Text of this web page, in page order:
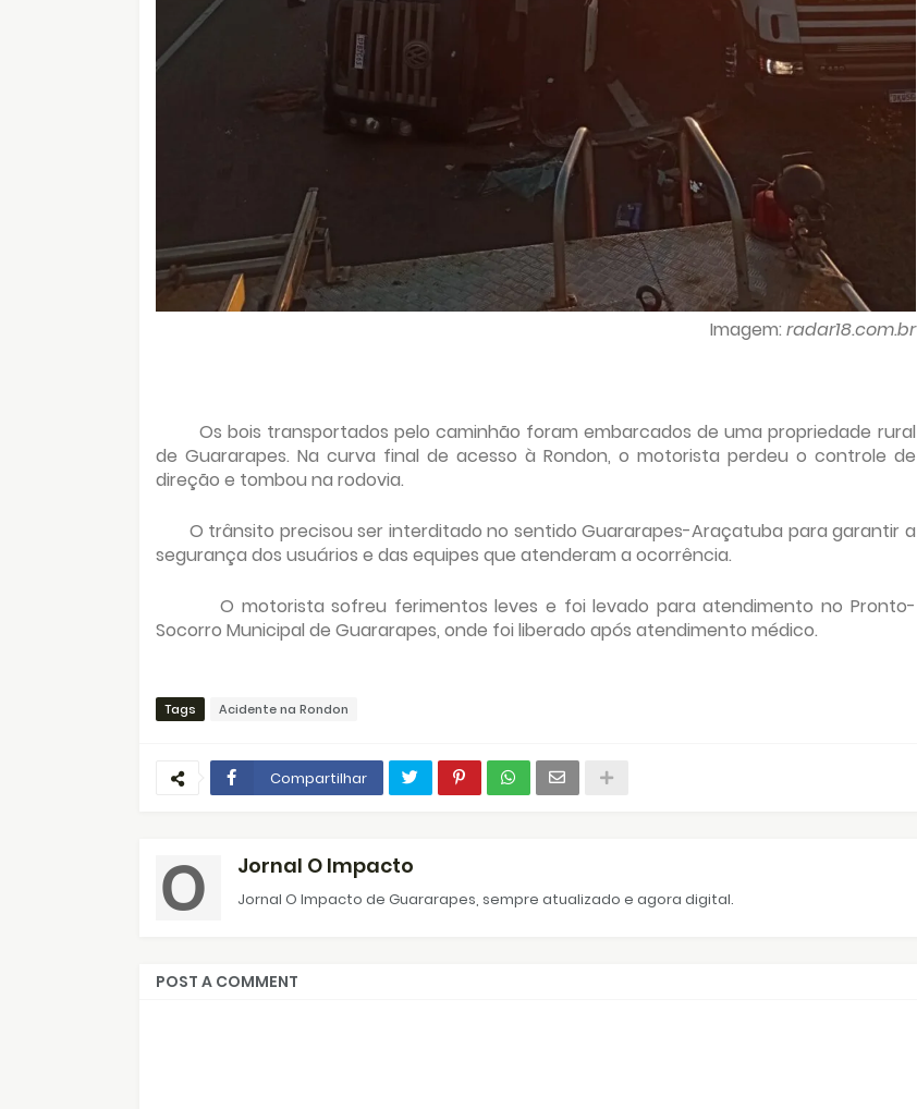
Imagem: radar18.com.br
Os bois transportados pelo caminhão foram embarcados de uma propriedade rural
de Guararapes. Na curva final de acesso à Rondon, o motorista perdeu o controle de
direção e tombou na rodovia.
O trânsito precisou ser interditado no sentido Guararapes-Araçatuba para garantir a
segurança dos usuários e das equipes que atenderam a ocorrência.
O motorista sofreu ferimentos leves e foi levado para atendimento no Pronto-
Socorro Municipal de Guararapes, onde foi liberado após atendimento médico.
Tags Acidente na Rondon
Compartilhar
Jornal O Impacto
Jornal O Impacto de Guararapes, sempre atualizado e agora digital.
POST A COMMENT